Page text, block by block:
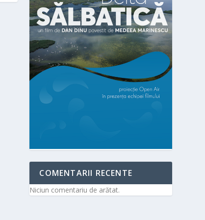
COMENTARII RECENTE
Niciun comentariu de arătat.